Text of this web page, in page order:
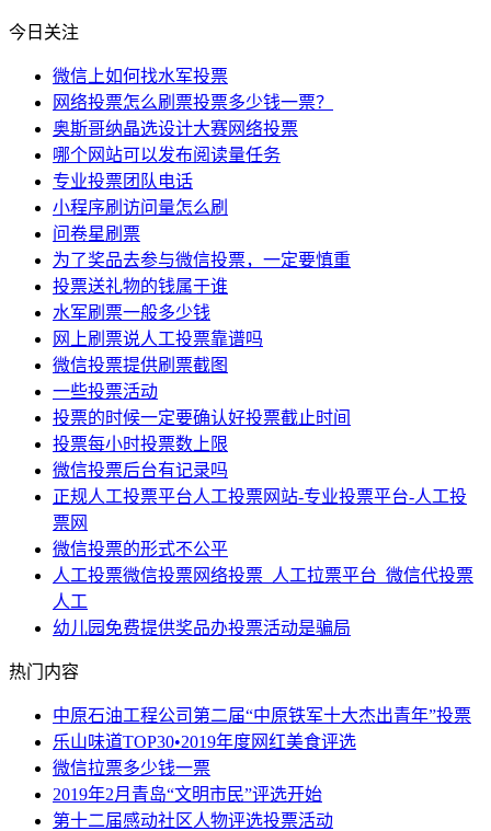
今日关注
微信上如何找水军投票
网络投票怎么刷票投票多少钱一票？
奥斯哥纳晶选设计大赛网络投票
哪个网站可以发布阅读量任务
专业投票团队电话
小程序刷访问量怎么刷
问卷星刷票
为了奖品去参与微信投票，一定要慎重
投票送礼物的钱属于谁
水军刷票一般多少钱
网上刷票说人工投票靠谱吗
微信投票提供刷票截图
一些投票活动
投票的时候一定要确认好投票截止时间
投票每小时投票数上限
微信投票后台有记录吗
正规人工投票平台人工投票网站-专业投票平台-人工投
票网
微信投票的形式不公平
人工投票微信投票网络投票_人工拉票平台_微信代投票
人工
幼儿园免费提供奖品办投票活动是骗局
热门内容
中原石油工程公司第二届“中原铁军十大杰出青年”投票
乐山味道TOP30•2019年度网红美食评选
微信拉票多少钱一票
2019年2月青岛“文明市民”评选开始
第十二届感动社区人物评选投票活动